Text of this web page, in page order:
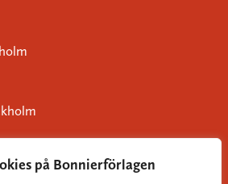
på Bonnierförlagen